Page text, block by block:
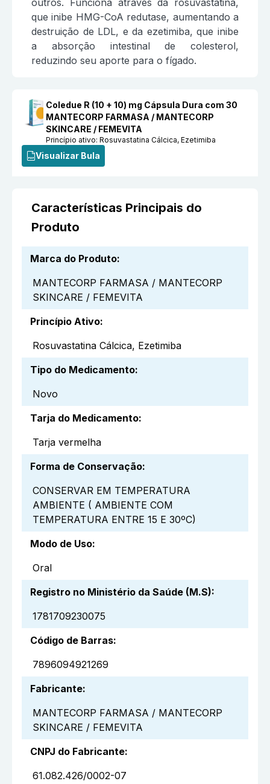
outros. Funciona através da rosuvastatina,
que inibe HMG-CoA redutase, aumentando a
destruição de LDL, e da ezetimiba, que inibe
a absorção intestinal de colesterol,
reduzindo seu aporte para o fígado.
Coledue R (10 + 10) mg Cápsula Dura com 30
MANTECORP FARMASA / MANTECORP
SKINCARE / FEMEVITA
Princípio ativo:Rosuvastatina Cálcica, Ezetimiba
Visualizar Bula
Características Principais do
Produto
Marca do Produto:
MANTECORP FARMASA / MANTECORP
SKINCARE / FEMEVITA
Princípio Ativo:
Rosuvastatina Cálcica, Ezetimiba
Tipo do Medicamento:
Novo
Tarja do Medicamento:
Tarja vermelha
Forma de Conservação:
CONSERVAR EM TEMPERATURA
AMBIENTE ( AMBIENTE COM
TEMPERATURA ENTRE 15 E 30ºC)
Modo de Uso:
Oral
Registro no Ministério da Saúde (M.S):
1781709230075
Código de Barras:
7896094921269
Fabricante:
MANTECORP FARMASA / MANTECORP
SKINCARE / FEMEVITA
CNPJ do Fabricante:
61.082.426/0002-07